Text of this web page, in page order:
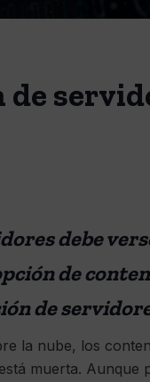
debe
de
de
la nube, los
muerta.